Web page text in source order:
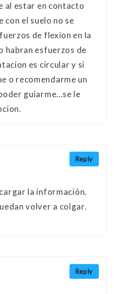
al estar en contacto
el suelo no se
de flexion en la
habran esfuerzos de
es circular y si
o recomendarme un
guiarme…se le
Reply
la información.
volver a colgar.
Reply